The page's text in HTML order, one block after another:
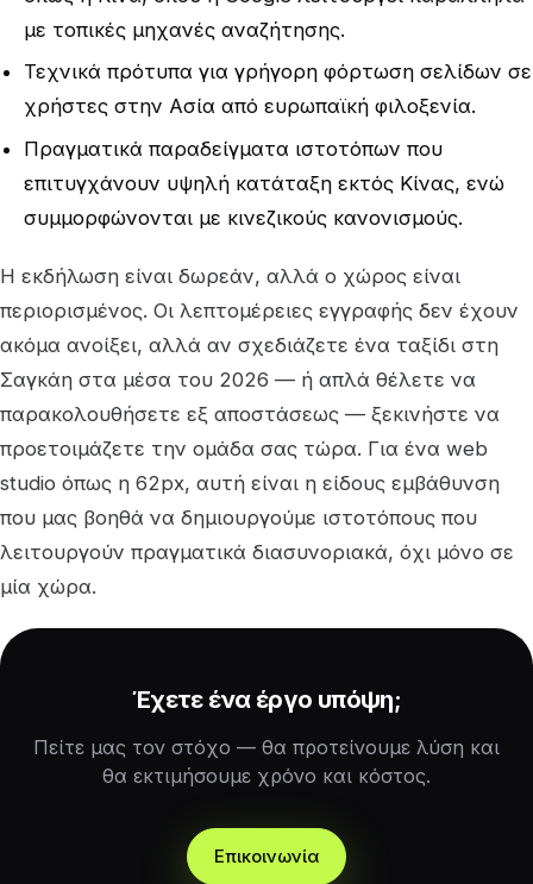
με τοπικές μηχανές αναζήτησης.
Τεχνικά πρότυπα για γρήγορη φόρτωση σελίδων σε
χρήστες στην Ασία από ευρωπαϊκή φιλοξενία.
Πραγματικά παραδείγματα ιστοτόπων που
επιτυγχάνουν υψηλή κατάταξη εκτός Κίνας, ενώ
συμμορφώνονται με κινεζικούς κανονισμούς.
Η εκδήλωση είναι δωρεάν, αλλά ο χώρος είναι
περιορισμένος. Οι λεπτομέρειες εγγραφής δεν έχουν
ακόμα ανοίξει, αλλά αν σχεδιάζετε ένα ταξίδι στη
Σαγκάη στα μέσα του 2026 — ή απλά θέλετε να
παρακολουθήσετε εξ αποστάσεως — ξεκινήστε να
προετοιμάζετε την ομάδα σας τώρα. Για ένα web
studio όπως η 62px, αυτή είναι η είδους εμβάθυνση
που μας βοηθά να δημιουργούμε ιστοτόπους που
λειτουργούν πραγματικά διασυνοριακά, όχι μόνο σε
μία χώρα.
Έχετε ένα έργο υπόψη;
Πείτε μας τον στόχο — θα προτείνουμε λύση και
θα εκτιμήσουμε χρόνο και κόστος.
Επικοινωνία